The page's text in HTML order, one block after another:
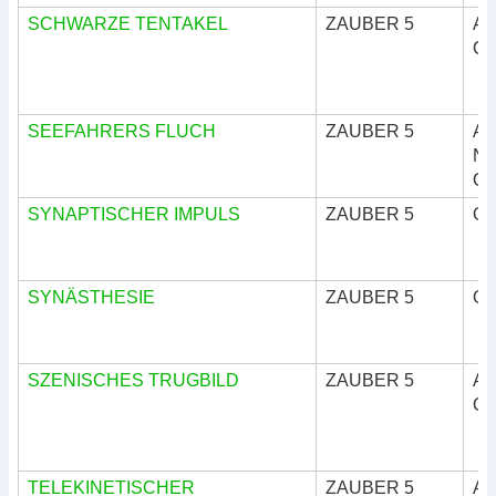
SCHWARZE TENTAKEL
ZAUBER 5
SEEFAHRERS FLUCH ZAUBER 5
SYNAPTISCHER IMPULS
ZAUBER 5
SYNÄSTHESIE ZAUBER 5
SZENISCHES TRUGBILD ZAUBER 5
TELEKINETISCHER ZAUBER 5